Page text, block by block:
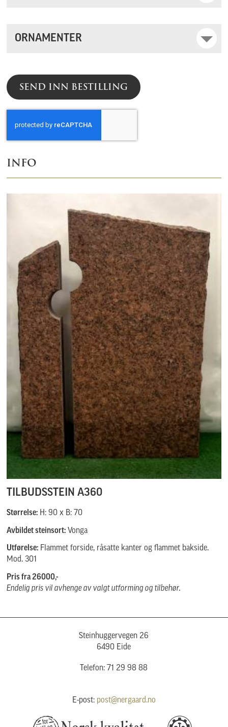
INFO
TILBUDSSTEIN A360
Størrelse: H: 90 x B: 70
Avbildet steinsort: Vonga
Utførelse: Flammet forside, råsatte kanter og flammet bakside.
Mod. 301
Pris fra 26000,-
Endelig pris vil avhenge av valgt utforming og tilbehør.
ORNAMENTER
SEND INN BESTILLING
Steinhuggervegen 26
6490 Eide
Telefon: 71 29 98 88
E-post: post@nergaard.no